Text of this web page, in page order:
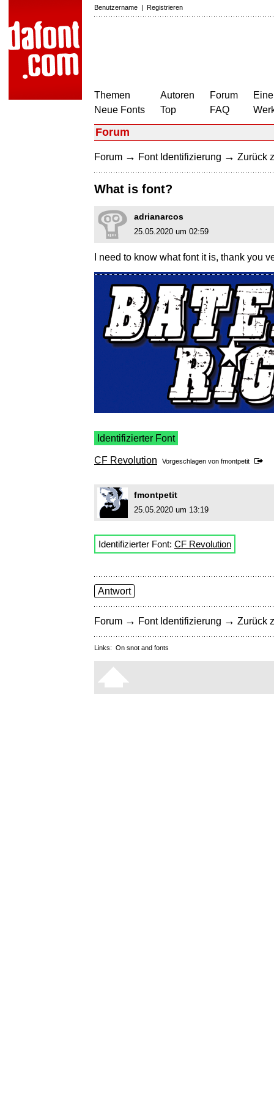
Benutzername | Registrieren
Themen
Neue Fonts
Autoren
Top
Forum
FAQ
Forum
Forum → Font Identifizierung → Zurück
What is font?
adrianarcos
25.05.2020 um 02:59
I need to know what font it is, thank you
Identifizierter Font
CF Revolution Vorgeschlagen von fmontpetit
fmontpetit
25.05.2020 um 13:19
Identifizierter Font: CF Revolution
Antwort
Forum → Font Identifizierung → Zurück
Links: On snot and fonts